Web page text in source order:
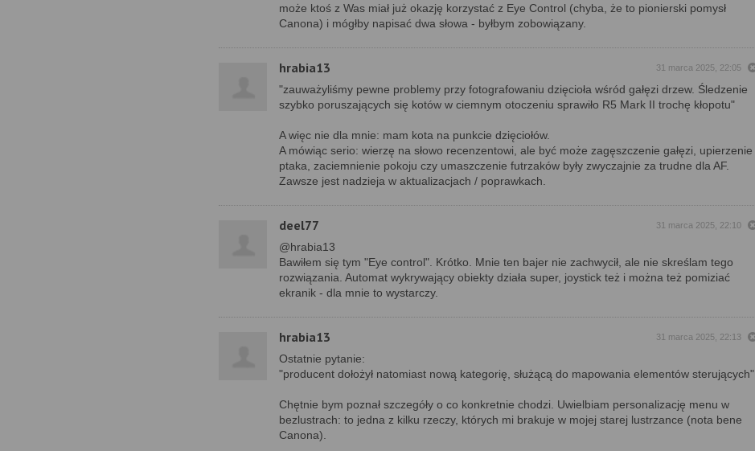
może ktoś z Was miał już okazję korzystać z Eye Control (chyba, że to pionierski pomysł
Canona) i mógłby napisać dwa słowa - byłbym zobowiązany.
hrabia13 31 marca 2025, 22:05
"zauważyliśmy pewne problemy przy fotografowaniu dzięcioła wśród gałęzi drzew. Śledzenie
szybko poruszających się kotów w ciemnym otoczeniu sprawiło R5 Mark II trochę kłopotu"
A więc nie dla mnie: mam kota na punkcie dzięciołów.
A mówiąc serio: wierzę na słowo recenzentowi, ale być może zagęszczenie gałęzi, upierzenie
ptaka, zaciemnienie pokoju czy umaszczenie futrzaków były zwyczajnie za trudne dla AF.
Zawsze jest nadzieja w aktualizacjach / poprawkach.
deel77 31 marca 2025, 22:10
@hrabia13
Bawiłem się tym "Eye control". Krótko. Mnie ten bajer nie zachwycił, ale nie skreślam tego
rozwiązania. Automat wykrywający obiekty działa super, joystick też i można też pomiziać
ekranik - dla mnie to wystarczy.
hrabia13 31 marca 2025, 22:13
Ostatnie pytanie:
"producent dołożył natomiast nową kategorię, służącą do mapowania elementów sterujących"
Chętnie bym poznał szczegóły o co konkretnie chodzi. Uwielbiam personalizację menu w
bezlustrach: to jedna z kilku rzeczy, których mi brakuje w mojej starej lustrzance (nota bene
Canona).